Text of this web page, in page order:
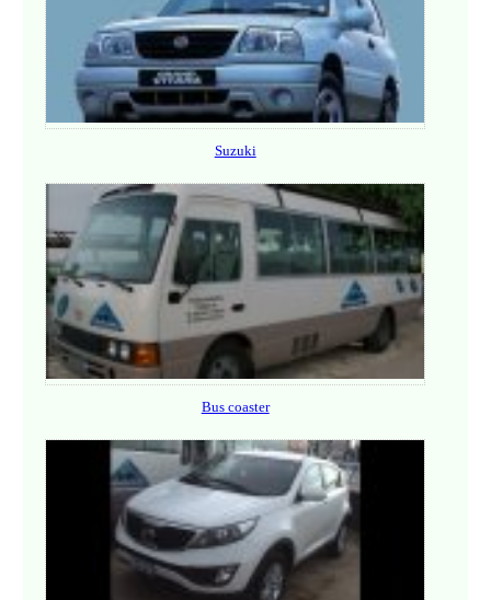
Suzuki
Bus coaster